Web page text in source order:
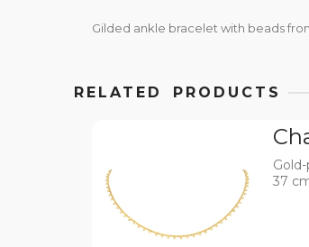
Gilded ankle bracelet with beads
RELATED PRODUCTS
37